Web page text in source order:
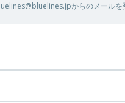
からのメール